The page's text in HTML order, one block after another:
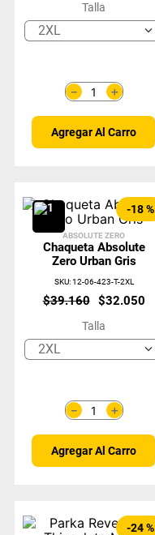
Talla
2XL
＋
－
Agregar Al Carro
-18 %
ABSOLUTE ZERO
Chaqueta Absolute
Zero Urban Gris
SKU:12-06-423-T-2XL
$39.160 $32.050
Talla
2XL
＋
－
Agregar Al Carro
-24 %